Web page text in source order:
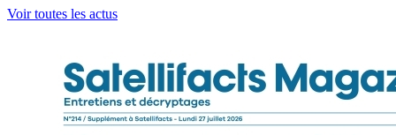
Voir toutes les actus